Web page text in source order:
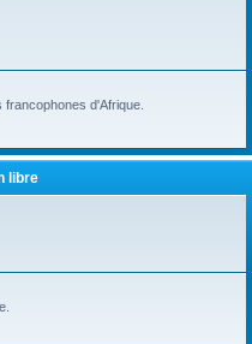
d'Afrique.
libre